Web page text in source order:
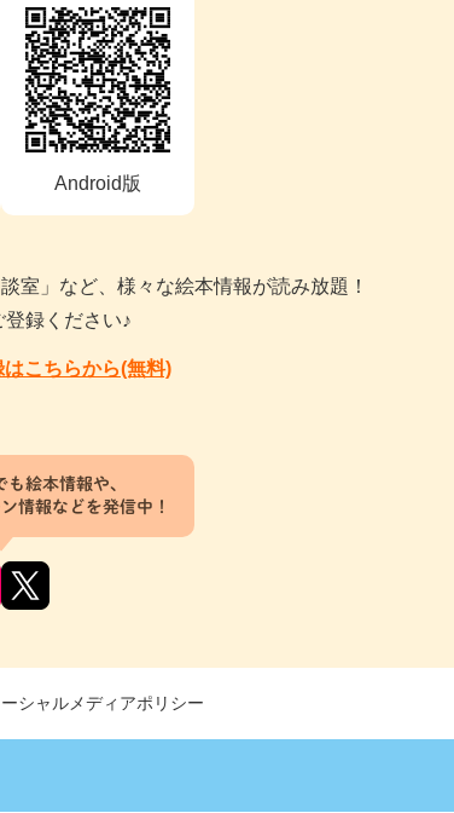
Android版
室」など、様々な絵本情報が読み放題！
録ください♪
こちらから(無料)
も絵本情報や、
情報などを発信中！
ーシャルメディアポリシー